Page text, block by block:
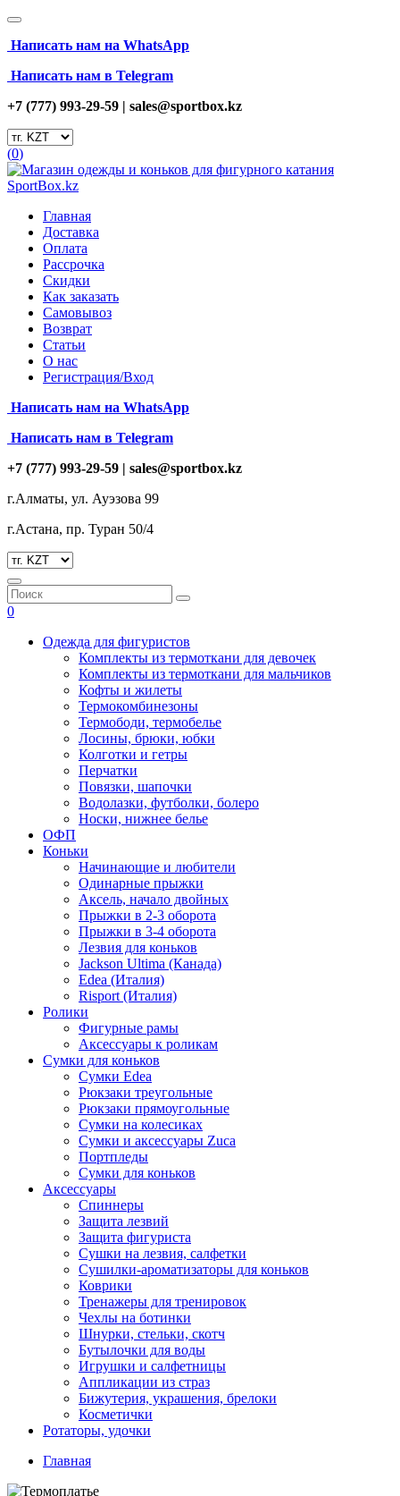
Написать нам на WhatsApp
Написать нам в Telegram
+7 (777) 993-29-59 | sales@sportbox.kz
(0)
Главная
Доставка
Оплата
Рассрочка
Скидки
Как заказать
Самовывоз
Возврат
Статьи
О нас
Регистрация/Вход
Написать нам на WhatsApp
Написать нам в Telegram
+7 (777) 993-29-59 | sales@sportbox.kz
г.Алматы, ул. Ауэзова 99
г.Астана, пр. Туран 50/4
0
Одежда для фигуристов
Комплекты из термоткани для девочек
Комплекты из термоткани для мальчиков
Кофты и жилеты
Термокомбинезоны
Термободи, термобелье
Лосины, брюки, юбки
Колготки и гетры
Перчатки
Повязки, шапочки
Водолазки, футболки, болеро
Носки, нижнее белье
ОФП
Коньки
Начинающие и любители
Одинарные прыжки
Аксель, начало двойных
Прыжки в 2-3 оборота
Прыжки в 3-4 оборота
Лезвия для коньков
Jackson Ultima (Канада)
Edea (Италия)
Risport (Италия)
Ролики
Фигурные рамы
Аксессуары к роликам
Сумки для коньков
Сумки Edea
Рюкзаки треугольные
Рюкзаки прямоугольные
Сумки на колесиках
Сумки и аксессуары Zuca
Портпледы
Сумки для коньков
Аксессуары
Спиннеры
Защита лезвий
Защита фигуриста
Сушки на лезвия, салфетки
Сушилки-ароматизаторы для коньков
Коврики
Тренажеры для тренировок
Чехлы на ботинки
Шнурки, стельки, скотч
Бутылочки для воды
Игрушки и салфетницы
Аппликации из страз
Бижутерия, украшения, брелоки
Косметички
Ротаторы, удочки
Главная